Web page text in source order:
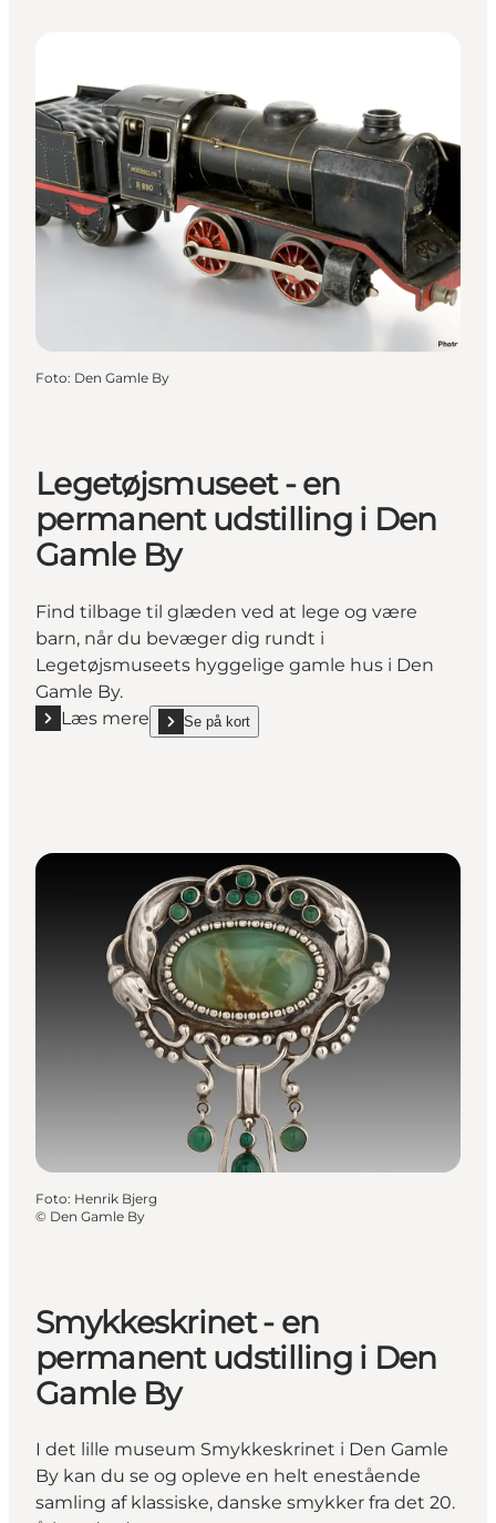
Foto: Den Gamle By
Legetøjsmuseet - en
permanent udstilling i Den
Gamle By
Find tilbage til glæden ved at lege og være
barn, når du bevæger dig rundt i
Legetøjsmuseets hyggelige gamle hus i Den
Gamle By.
Læs mere
Læs mere "Legetøjsmuseet - en permanent
Se på kort
show Legetøjsmuseet - en permanent udstilling i
Foto: Henrik Bjerg
© Den Gamle By
Smykkeskrinet - en
permanent udstilling i Den
Gamle By
I det lille museum Smykkeskrinet i Den Gamle
By kan du se og opleve en helt enestående
samling af klassiske, danske smykker fra det 20.